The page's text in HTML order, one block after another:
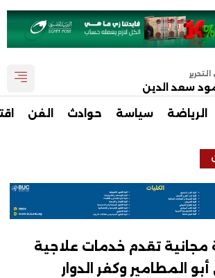
سعد الدين
الرياضة سياسة حوادث الفن
تقدم خدمات علاجية
المطامير وكفر الدوار